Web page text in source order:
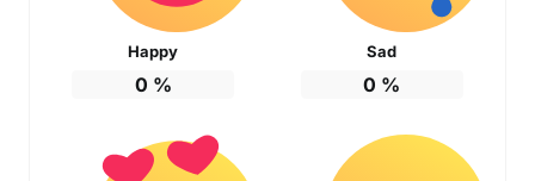
Happy
0 %
Sad
0 %